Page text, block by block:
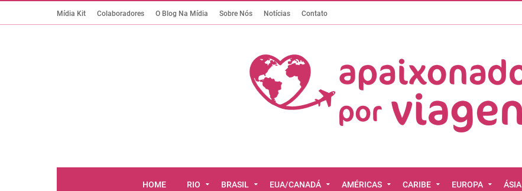
Mídia Kit Colaboradores O Blog Na Mídia Sobre Nós Notícias Contato
HOME RIO BRASIL EUA/CANADÁ AMÉRICAS CARIBE EUROPA ÁSIA